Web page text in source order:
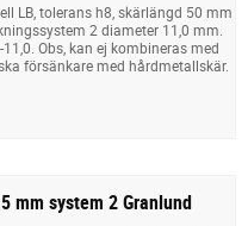
LB, tolerans h8, skärlängd 50 mm
2 diameter 11,0 mm.
Obs, kan ej kombineras med
försänkare med hårdmetallskär.
mm system 2 Granlund